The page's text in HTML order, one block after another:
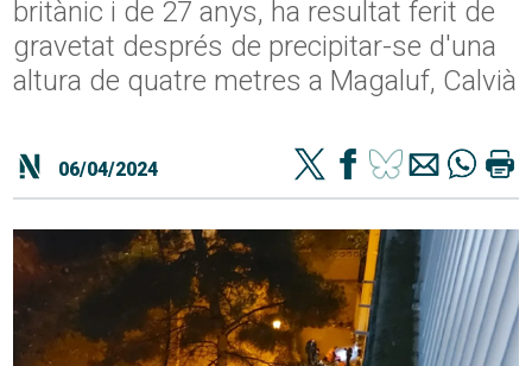
britànic i de 27 anys, ha resultat ferit de
gravetat després de precipitar-se d'una
altura de quatre metres a Magaluf, Calvià
06/04/2024